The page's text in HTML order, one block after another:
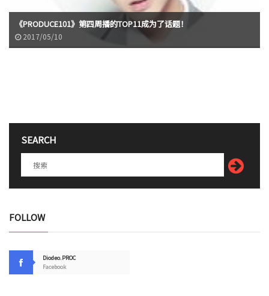
《PRODUCE101》第四周播的TOP11成为了话题！
2017/05/10
SEARCH
FOLLOW
Diodeo.PROC
Facebook